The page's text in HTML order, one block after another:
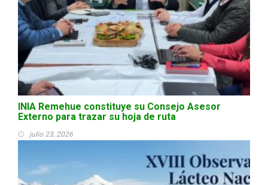
INIA Remehue constituye su Consejo Asesor
Externo para trazar su hoja de ruta
julio 23, 2026